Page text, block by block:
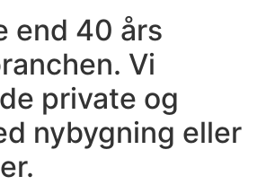
end 40 års
Vi
private og
nybygning eller